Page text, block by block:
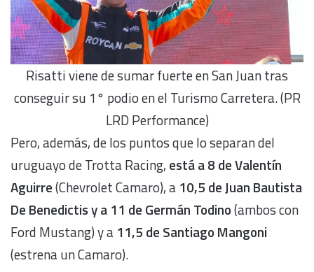
Risatti viene de sumar fuerte en San Juan tras
conseguir su 1° podio en el Turismo Carretera. (PR
LRD Performance)
Pero, además, de los puntos que lo separan del
uruguayo de Trotta Racing, está a 8 de Valentín
Aguirre(Chevrolet Camaro), a 10,5 de Juan Bautista
De Benedictis y a 11 de Germán Todino(ambos con
Ford Mustang) y a 11,5 de Santiago Mangoni
(estrena un Camaro).